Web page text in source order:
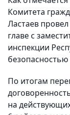
Комитета
Ластаев
главе с
инспекции
По итогам
на